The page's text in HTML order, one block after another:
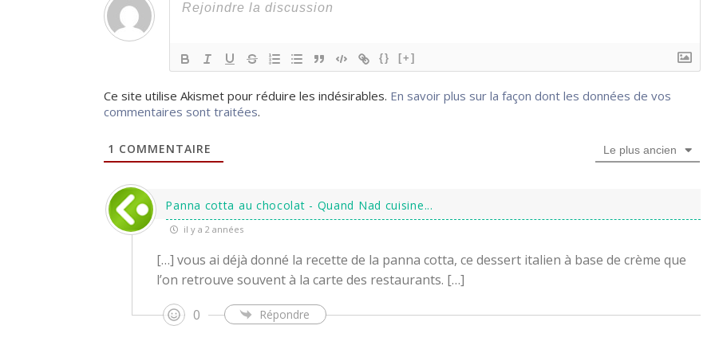
{} [+]
Ce site utilise Akismet pour réduire les indésirables. En savoir plus sur la façon dont les données de vos
commentaires sont traitées.
1 COMMENTAIRE Le plus ancien
Panna cotta au chocolat - Quand Nad cuisine...
il y a 2 années
[…] vous ai déjà donné la recette de la panna cotta, ce dessert italien à base de crème que
l’on retrouve souvent à la carte des restaurants. […]
0
Répondre